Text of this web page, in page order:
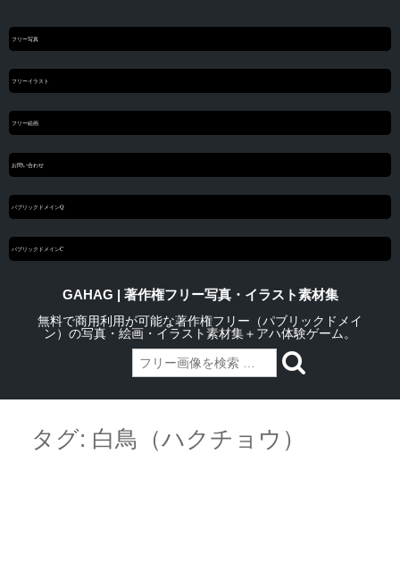
フリー写真
フリーイラスト
フリー絵画
お問い合わせ
パブリックドメインQ
パブリックドメインC
GAHAG | 著作権フリー写真・イラスト素材集
無料で商用利用が可能な著作権フリー（パブリックドメイ
ン）の写真・絵画・イラスト素材集＋アハ体験ゲーム。
contentタグ: 白鳥（ハクチョウ）